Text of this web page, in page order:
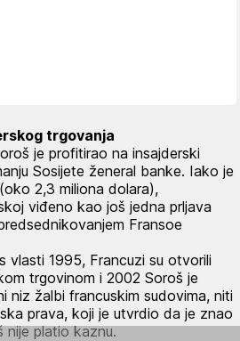
trgovanja
je profitirao na insajderski
Sosijete ženeral banke. Iako je
2,3 miliona dolara),
viđeno kao još jedna prljava
Fransoe
vlasti 1995, Francuzi su otvorili
trgovinom i 2002 Soroš je
niz žalbi francuskim sudovima, niti
prava, koji je utvrdio da je znao
nije platio kaznu.